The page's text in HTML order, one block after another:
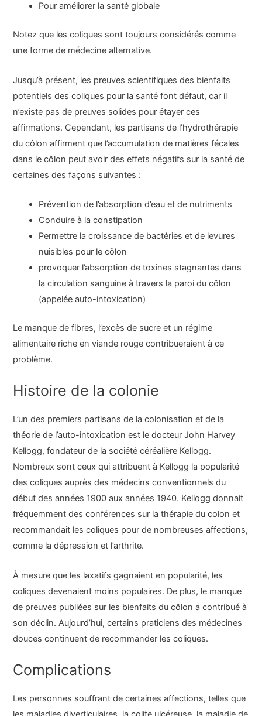
Pour améliorer la santé globale
Notez que les coliques sont toujours considérés comme
une forme de médecine alternative.
Jusqu’à présent, les preuves scientifiques des bienfaits
potentiels des coliques pour la santé font défaut, car il
n’existe pas de preuves solides pour étayer ces
affirmations. Cependant, les partisans de l’hydrothérapie
du côlon affirment que l’accumulation de matières fécales
dans le côlon peut avoir des effets négatifs sur la santé de
certaines des façons suivantes :
Prévention de l’absorption d’eau et de nutriments
Conduire à la constipation
Permettre la croissance de bactéries et de levures
nuisibles pour le côlon
provoquer l’absorption de toxines stagnantes dans
la circulation sanguine à travers la paroi du côlon
(appelée auto-intoxication)
Le manque de fibres, l’excès de sucre et un régime
alimentaire riche en viande rouge contribueraient à ce
problème.
Histoire de la colonie
L’un des premiers partisans de la colonisation et de la
théorie de l’auto-intoxication est le docteur John Harvey
Kellogg, fondateur de la société céréalière Kellogg.
Nombreux sont ceux qui attribuent à Kellogg la popularité
des coliques auprès des médecins conventionnels du
début des années 1900 aux années 1940. Kellogg donnait
fréquemment des conférences sur la thérapie du colon et
recommandait les coliques pour de nombreuses affections,
comme la dépression et l’arthrite.
À mesure que les laxatifs gagnaient en popularité, les
coliques devenaient moins populaires. De plus, le manque
de preuves publiées sur les bienfaits du côlon a contribué à
son déclin. Aujourd’hui, certains praticiens des médecines
douces continuent de recommander les coliques.
Complications
Les personnes souffrant de certaines affections, telles que